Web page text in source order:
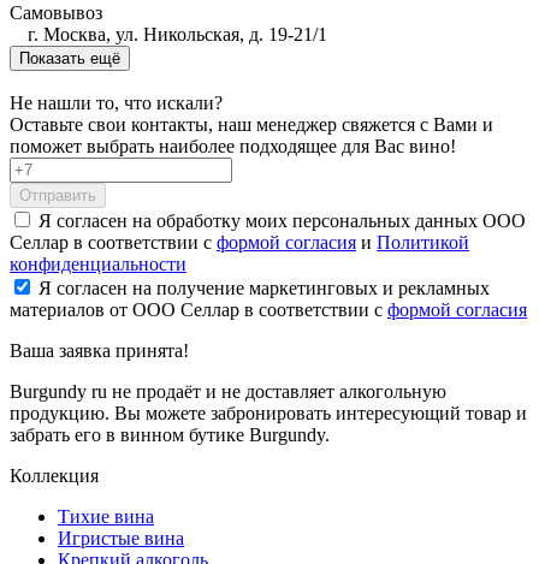
Самовывоз
г. Москва, ул. Никольская, д. 19-21/1
Показать ещё
Не нашли то, что искали?
Оставьте свои контакты, наш менеджер свяжется с Вами и
поможет выбрать наиболее подходящее для Вас вино!
Отправить
Я согласен на обработку моих персональных данных ООО
Селлар в соответствии с формой согласия и Политикой
конфиденциальности
Я согласен на получение маркетинговых и рекламных
материалов от ООО Селлар в соответствии с формой согласия
Ваша заявка принята!
Burgundy ru не продаёт и не доставляет алкогольную
продукцию. Вы можете забронировать интересующий товар и
забрать его в винном бутике Burgundy.
Коллекция
Тихие вина
Игристые вина
Крепкий алкоголь